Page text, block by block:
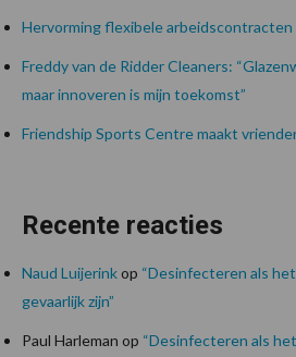
Hervorming flexibele
Freddy van de Ridder Cleaners:
maar innoveren is mijn toekomst”
Friendship Sports Centre maakt
Recente reacties
Naud Luijerinkop “Desinfecteren als
gevaarlijk zijn”
Paul Harleman op “Desinfecteren als